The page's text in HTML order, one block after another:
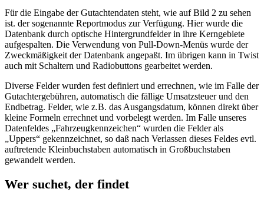
Für die Eingabe der Gutachtendaten steht, wie auf Bild 2 zu sehen
ist. der sogenannte Reportmodus zur Verfügung. Hier wurde die
Datenbank durch optische Hintergrundfelder in ihre Kerngebiete
aufgespalten. Die Verwendung von Pull-Down-Menüs wurde der
Zweckmäßigkeit der Datenbank angepaßt. Im übrigen kann in Twist
auch mit Schaltern und Radiobuttons gearbeitet werden.
Diverse Felder wurden fest definiert und errechnen, wie im Falle der
Gutachtergebühren, automatisch die fällige Umsatzsteuer und den
Endbetrag. Felder, wie z.B. das Ausgangsdatum, können direkt über
kleine Formeln errechnet und vorbelegt werden. Im Falle unseres
Datenfeldes „Fahrzeugkennzeichen“ wurden die Felder als
„Uppers“ gekennzeichnet, so daß nach Verlassen dieses Feldes evtl.
auftretende Kleinbuchstaben automatisch in Großbuchstaben
gewandelt werden.
Wer suchet, der findet